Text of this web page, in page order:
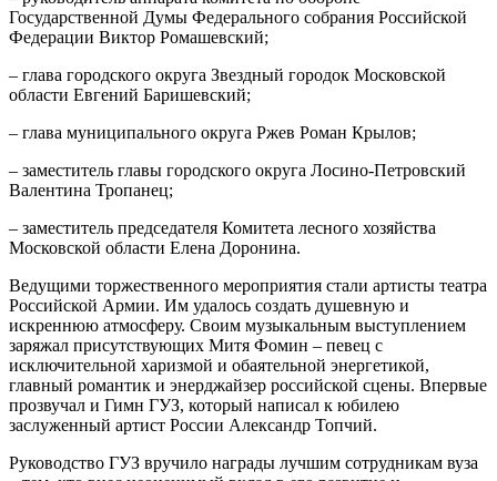
Государственной Думы Федерального собрания Российской
Федерации Виктор Ромашевский;
– глава городского округа Звездный городок Московской
области Евгений Баришевский;
– глава муниципального округа Ржев Роман Крылов;
– заместитель главы городского округа Лосино-Петровский
Валентина Тропанец;
– заместитель председателя Комитета лесного хозяйства
Московской области Елена Доронина.
Ведущими торжественного мероприятия стали артисты театра
Российской Армии. Им удалось создать душевную и
искреннюю атмосферу. Своим музыкальным выступлением
заряжал присутствующих Митя Фомин – певец с
исключительной харизмой и обаятельной энергетикой,
главный романтик и энерджайзер российской сцены. Впервые
прозвучал и Гимн ГУЗ, который написал к юбилею
заслуженный артист России Александр Топчий.
Руководство ГУЗ вручило награды лучшим сотрудникам вуза